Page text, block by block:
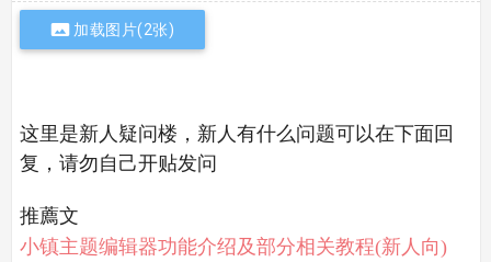
加载图片(2张)
这里是新人疑问楼，新人有什么问题可以在下面回
复，请勿自己开贴发问
推薦文
小镇主题编辑器功能介绍及部分相关教程(新人向)